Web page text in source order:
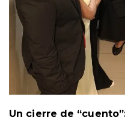
Un cierre de